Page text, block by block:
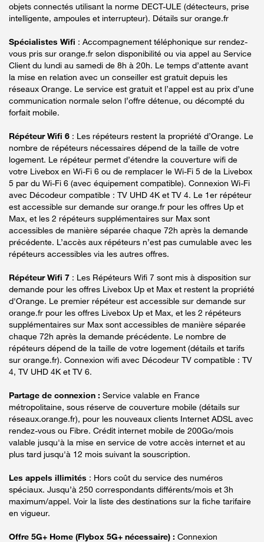
objets connectés utilisant la norme DECT-ULE (détecteurs, prise
intelligente, ampoules et interrupteur). Détails sur orange.fr
Spécialistes Wifi : Accompagnement téléphonique sur rendez-
vous pris sur orange.fr selon disponibilité ou via appel au Service
Client du lundi au samedi de 8h à 20h. Le temps d’attente avant
la mise en relation avec un conseiller est gratuit depuis les
réseaux Orange. Le service est gratuit et l’appel est au prix d’une
communication normale selon l’offre détenue, ou décompté du
forfait mobile.
Répéteur Wifi 6 : Les répéteurs restent la propriété d’Orange. Le
nombre de répéteurs nécessaires dépend de la taille de votre
logement. Le répéteur permet d’étendre la couverture wifi de
votre Livebox en Wi-Fi 6 ou de remplacer le Wi-Fi 5 de la Livebox
5 par du Wi-Fi 6 (avec équipement compatible). Connexion Wi-Fi
avec Décodeur compatible : TV UHD 4K et TV 4. Le 1er répéteur
est accessible sur demande sur orange.fr pour les offres Up et
Max, et les 2 répéteurs supplémentaires sur Max sont
accessibles de manière séparée chaque 72h après la demande
précédente. L’accès aux répéteurs n’est pas cumulable avec les
répéteurs accessibles via les autres offres.
Répéteur Wifi 7 : Les Répéteurs Wifi 7 sont mis à disposition sur
demande pour les offres Livebox Up et Max et restent la propriété
d'Orange. Le premier répéteur est accessible sur demande sur
orange.fr pour les offres Livebox Up et Max, et les 2 répéteurs
supplémentaires sur Max sont accessibles de manière séparée
chaque 72h après la demande précédente. Le nombre de
répéteurs dépend de la taille de votre logement (détails et tarifs
sur orange.fr). Connexion wifi avec Décodeur TV compatible : TV
4, TV UHD 4K et TV 6.
Partage de connexion : Service valable en France
métropolitaine, sous réserve de couverture mobile (détails sur
réseaux.orange.fr), pour les nouveaux clients Internet ADSL avec
rendez-vous ou Fibre. Crédit internet mobile de 200Go/mois
valable jusqu'à la mise en service de votre accès internet et au
plus tard jusqu'à 12 mois suivant la souscription.
Les appels illimités : Hors coût du service des numéros
spéciaux. Jusqu’à 250 correspondants différents/mois et 3h
maximum/appel. Voir la liste des destinations sur la fiche tarifaire
en vigueur.
Offre 5G+ Home (Flybox 5G+ nécessaire) : Connexion